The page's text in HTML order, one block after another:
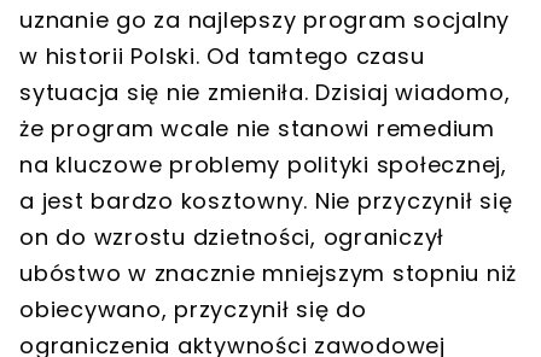
uznanie go za najlepszy program socjalny
w historii Polski. Od tamtego czasu
sytuacja się nie zmieniła. Dzisiaj wiadomo,
że program wcale nie stanowi remedium
na kluczowe problemy polityki społecznej,
a jest bardzo kosztowny. Nie przyczynił się
on do wzrostu dzietności, ograniczył
ubóstwo w znacznie mniejszym stopniu niż
obiecywano, przyczynił się do
ograniczenia aktywności zawodowej